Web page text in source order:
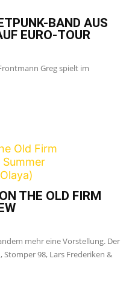
BAND AUS
EURO-TOUR
Greg spielt im
THE OLD FIRM
mehr eine Vorstellung. Der
98, Lars Frederiken &